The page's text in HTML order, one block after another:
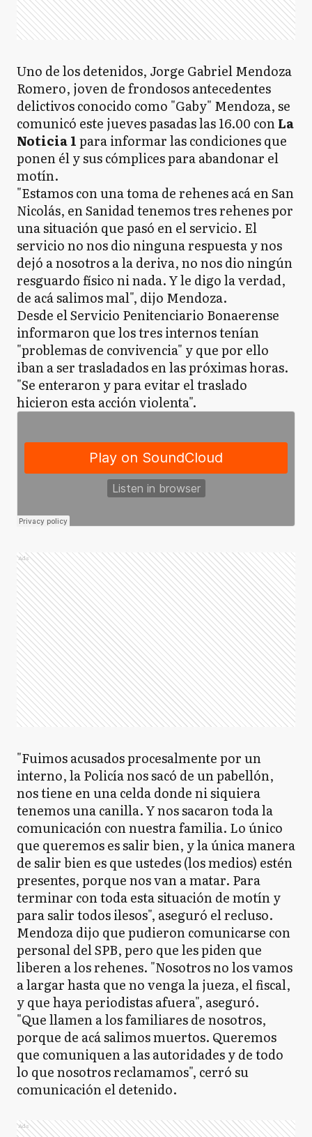
Uno de los detenidos, Jorge Gabriel Mendoza
Romero, joven de frondosos antecedentes
delictivos conocido como "Gaby" Mendoza, se
comunicó este jueves pasadas las 16.00 conLa
Noticia 1para informar las condiciones que
ponen él y sus cómplices para abandonar el
motín.
"Estamos con una toma de rehenes acá en San
Nicolás, en Sanidad tenemos tres rehenes por
una situación que pasó en el servicio. El
servicio no nos dio ninguna respuesta y nos
dejó a nosotros a la deriva, no nos dio ningún
resguardo físico ni nada. Y le digo la verdad,
de acá salimos mal", dijo Mendoza.
Desde el Servicio Penitenciario Bonaerense
informaron que los tres internos tenían
"problemas de convivencia" y que por ello
iban a ser trasladados en las próximas horas.
"Se enteraron y para evitar el traslado
hicieron esta acción violenta".
Ads
"Fuimos acusados procesalmente por un
interno, la Policía nos sacó de un pabellón,
nos tiene en una celda donde ni siquiera
tenemos una canilla. Y nos sacaron toda la
comunicación con nuestra familia. Lo único
que queremos es salir bien, y la única manera
de salir bien es que ustedes (los medios) estén
presentes, porque nos van a matar. Para
terminar con toda esta situación de motín y
para salir todos ilesos", aseguró el recluso.
Mendoza dijo que pudieron comunicarse con
personal del SPB, pero que les piden que
liberen a los rehenes. "Nosotros no los vamos
a largar hasta que no venga la jueza, el fiscal,
y que haya periodistas afuera", aseguró.
"Que llamen a los familiares de nosotros,
porque de acá salimos muertos. Queremos
que comuniquen a las autoridades y de todo
lo que nosotros reclamamos", cerró su
comunicación el detenido.
Ads